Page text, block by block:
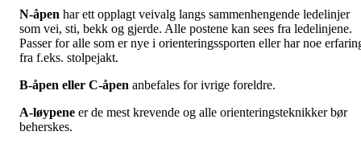
N-åpen har ett opplagt veivalg langs sammenhengende ledelinjer
som vei, sti, bekk og gjerde. Alle postene kan sees fra ledelinjene.
Passer for alle som er nye i orienteringssporten eller har noe
fra f.eks. stolpejakt.
B-åpen eller C-åpen anbefales for ivrige foreldre.
A-løypene er de mest krevende og alle orienteringsteknikker bør
beherskes.